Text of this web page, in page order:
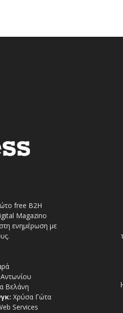
free Β2Η
Magazino
ενημέρωση με
Βελάνη
Χρύσα Γώτα
Services